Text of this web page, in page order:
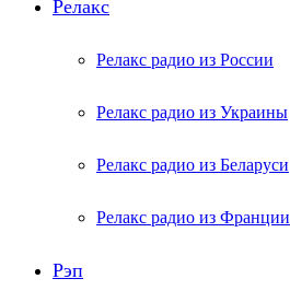
Релакс
Релакс радио из России
Релакс радио из Украины
Релакс радио из Беларуси
Релакс радио из Франции
Рэп